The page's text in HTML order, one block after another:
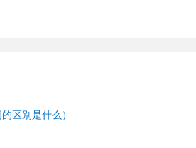
区别是什么）